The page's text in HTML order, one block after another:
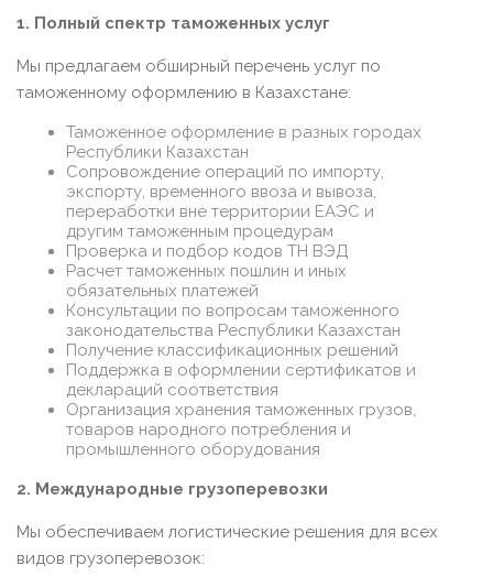
1. Полный спектр таможенных услуг
Мы предлагаем обширный перечень услуг по
таможенному оформлению в Казахстане:
Таможенное оформление в разных городах
Республики Казахстан
Сопровождение операций по импорту,
экспорту, временного ввоза и вывоза,
переработки вне территории ЕАЭС и
другим таможенным процедурам
Проверка и подбор кодов ТН ВЭД
Расчет таможенных пошлин и иных
обязательных платежей
Консультации по вопросам таможенного
законодательства Республики Казахстан
Получение классификационных решений
Поддержка в оформлении сертификатов и
деклараций соответствия
Организация хранения таможенных грузов,
товаров народного потребления и
промышленного оборудования
2. Международные грузоперевозки
Мы обеспечиваем логистические решения для всех
видов грузоперевозок: